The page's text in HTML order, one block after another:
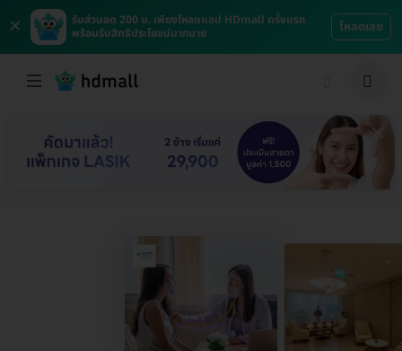
×
รับส่วนลด 200 บ. เพียงโหลดแอป HDmall ครั้งแรก
พร้อมรับสิทธิประโยชน์มากมาย
โหลดเลย